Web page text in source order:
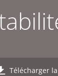
Télécharger